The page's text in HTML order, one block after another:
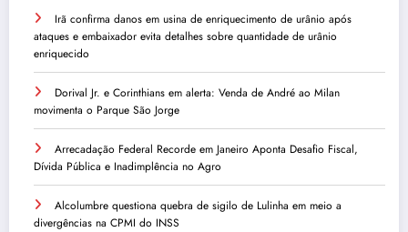
Irã confirma danos em usina de enriquecimento de urânio após
ataques e embaixador evita detalhes sobre quantidade de urânio
enriquecido
Dorival Jr. e Corinthians em alerta: Venda de André ao Milan
movimenta o Parque São Jorge
Arrecadação Federal Recorde em Janeiro Aponta Desafio Fiscal,
Dívida Pública e Inadimplência no Agro
Alcolumbre questiona quebra de sigilo de Lulinha em meio a
divergências na CPMI do INSS